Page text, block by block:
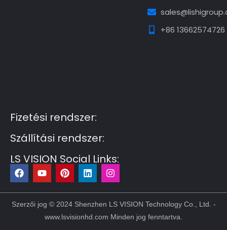
+86 13662574726
Fizetési rendszer:
Szállítási rendszer:
LS VISION Social Links:
F
a
c
e
b
Y
o
u
t
u
b
e
P
i
n
t
e
r
e
L
i
n
k
e
d
i
I
n
s
t
a
g
r
Szerzői jog © 2024 Shenzhen LS VISION Technology Co., Ltd. -
www.lsvisionhd.com Minden jog fenntartva.